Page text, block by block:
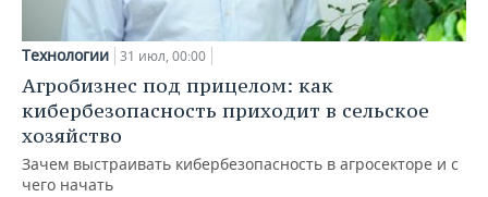
Технологии 31 июл, 00:00
Агробизнес под прицелом: как
кибербезопасность приходит в сельское
хозяйство
Зачем выстраивать кибербезопасность в агросекторе и с
чего начать